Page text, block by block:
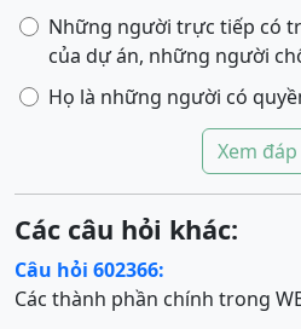
Những người trực tiếp có
của dự án, những người
Họ là những người có
Xem
Các câu hỏi khác:
Câu hỏi 602366:
Các thành phần chính trong